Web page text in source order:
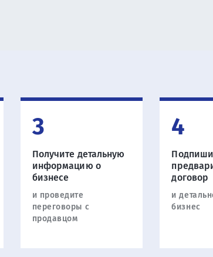
3
Получите детальную
информацию о
бизнесе
и проведите
переговоры с
продавцом
4
договор
и
бизнес